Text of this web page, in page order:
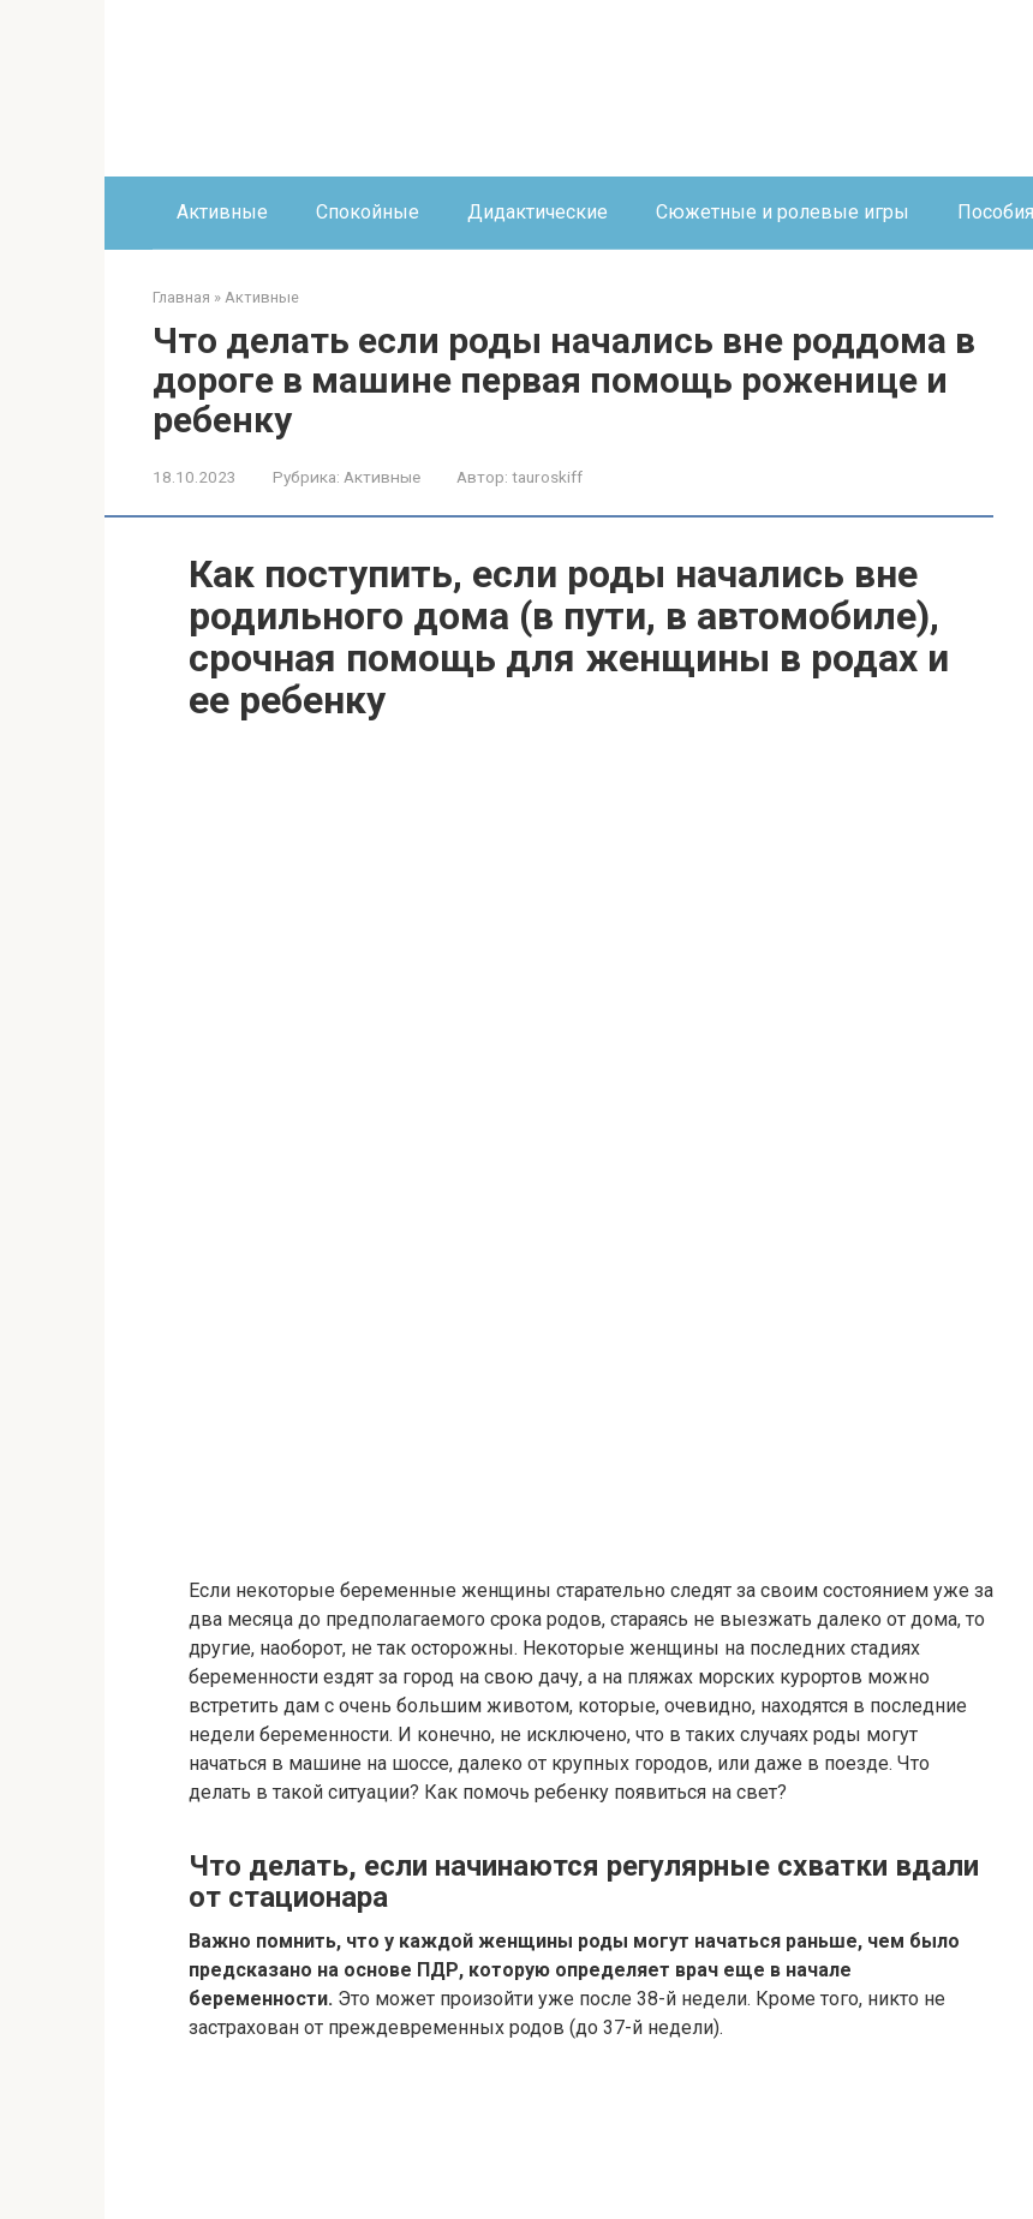
Активные Спокойные Дидактические Сюжетные и ролевые игры
Главная » Активные
Что делать если роды начались вне роддома в
дороге в машине первая помощь роженице и
ребенку
18.10.2023 Рубрика: Активные Автор: tauroskiff
Как поступить, если роды начались вне
родильного дома (в пути, в автомобиле),
срочная помощь для женщины в родах и
ее ребенку
Если некоторые беременные женщины старательно следят за своим состоянием уже за
два месяца до предполагаемого срока родов, стараясь не выезжать далеко от дома, то
другие, наоборот, не так осторожны. Некоторые женщины на последних стадиях
беременности ездят за город на свою дачу, а на пляжах морских курортов можно
встретить дам с очень большим животом, которые, очевидно, находятся в последние
недели беременности. И конечно, не исключено, что в таких случаях роды могут
начаться в машине на шоссе, далеко от крупных городов, или даже в поезде. Что
делать в такой ситуации? Как помочь ребенку появиться на свет?
Что делать, если начинаются регулярные схватки вдали
от стационара
Важно помнить, что у каждой женщины роды могут начаться раньше, чем было
предсказано на основе ПДР, которую определяет врач еще в начале
беременности. Это может произойти уже после 38-й недели. Кроме того, никто не
застрахован от преждевременных родов (до 37-й недели).